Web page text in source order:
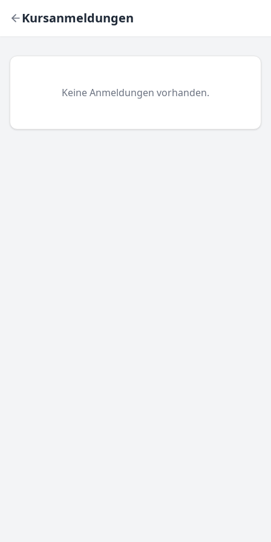
Kursanmeldungen
Keine Anmeldungen vorhanden.